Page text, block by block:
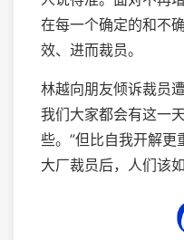
在每一个确定的和不
效、进而裁员。
林越向朋友倾诉裁员
我们大家都会有这一
些。”但比自我开解
大厂裁员后，人们该